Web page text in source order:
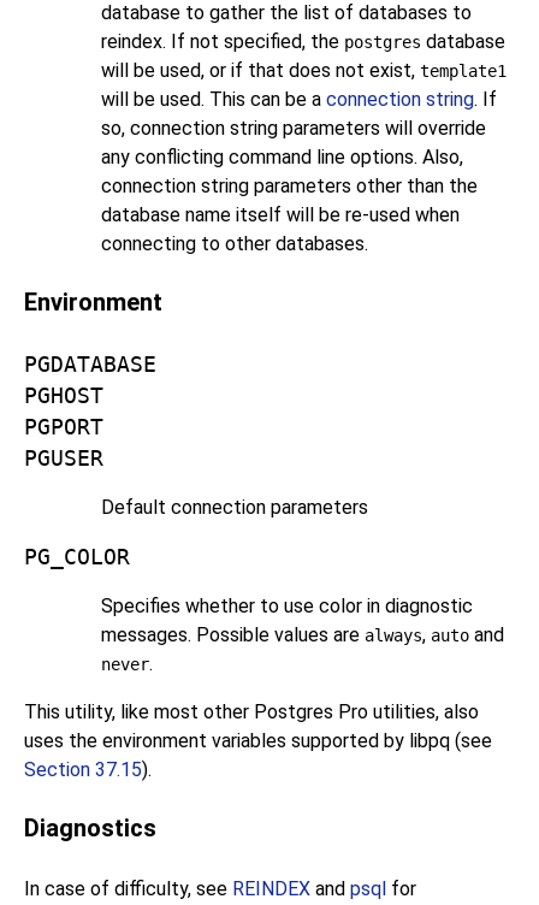
database to gather the list of databases to
reindex. If not specified, the postgres database
will be used, or if that does not exist, template1
will be used. This can be a connection string. If
so, connection string parameters will override
any conflicting command line options. Also,
connection string parameters other than the
database name itself will be re-used when
connecting to other databases.
Environment
PGDATABASE
PGHOST
PGPORT
PGUSER
Default connection parameters
PG_COLOR
Specifies whether to use color in diagnostic
messages. Possible values are always, auto and
never.
This utility, like most other Postgres Pro utilities, also
uses the environment variables supported by libpq (see
Section 37.15).
Diagnostics
In case of difficulty, see REINDEX and psql for